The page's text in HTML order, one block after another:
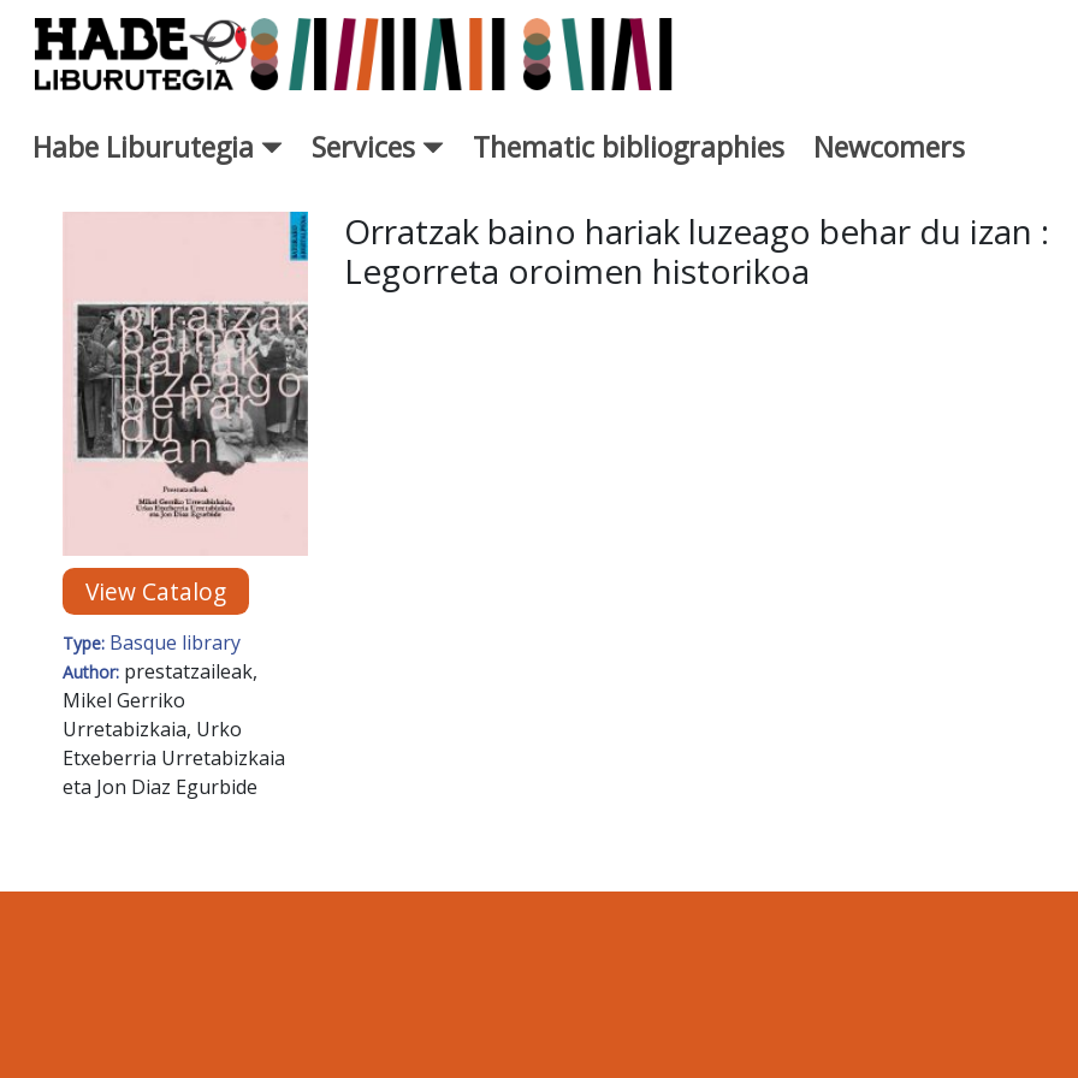
Skip to Main Content
Habe Liburutegia Services Thematic bibliographies Newcomers
New Books Card - Liburutegia
View Catalog
Type: Basque library
Author: prestatzaileak,
Mikel Gerriko
Urretabizkaia, Urko
Etxeberria Urretabizkaia
eta Jon Diaz Egurbide
Orratzak baino hariak luzeago behar du izan :
Legorreta oroimen historikoa